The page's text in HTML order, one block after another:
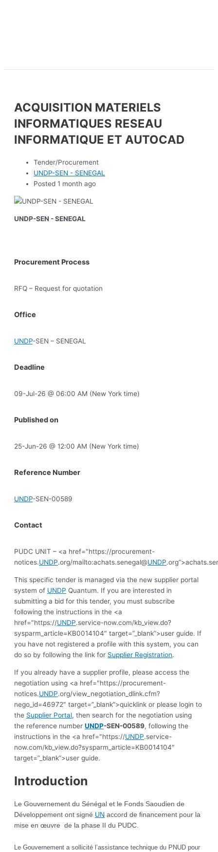
ACQUISITION MATERIELS
INFORMATIQUES RESEAU
INFORMATIQUE ET AUTOCAD
Tender/Procurement
UNDP-SEN - SENEGAL
Posted 1 month ago
UNDP-SEN - SENEGAL
Procurement Process
RFQ – Request for quotation
Office
UNDP-SEN – SENEGAL
Deadline
09-Jul-26 @ 06:00 AM (New York time)
Published on
25-Jun-26 @ 12:00 AM (New York time)
Reference Number
UNDP-SEN-00589
Contact
PUDC UNIT – <a href="https://procurement-
notices.UNDP.org/mailto:achats.senegal@UNDP
This specific tender is managed via the new supplier portal
system of UNDP Quantum. If you are interested in
submitting a bid for this tender, you must subscribe
following the instructions in the <a
href="https://UNDP.service-now.com/kb_view.do?
sysparm_article=KB0014104″ target=”_blank”>user guide. If
you have not registered a profile with this system, you can
do so by following the link for Supplier Registration.
If you already have a supplier profile, please access the
negotiation using <a href="https://procurement-
notices.UNDP.org/view_negotiation_dlink.cfm?
nego_id=46972″ target=”_blank”>quicklink or please login to
the Supplier Portal, then search for the negotiation using
the reference numberUNDP-SEN-00589, following the
instructions in the <a href="https://UNDP.service-
now.com/kb_view.do?sysparm_article=KB0014104″
target=”_blank”>user guide.
Introduction
Le Gouvernement du Sénégal et le Fonds Saoudien de
Développement ont signé UN accord de financement pour la
mise en œuvre de la phase II du PUDC.
Le Gouvernement a sollicité l’assistance technique du PNUD pour